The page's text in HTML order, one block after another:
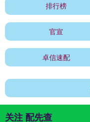
排行榜
官宣
卓信速配
关注 配先查